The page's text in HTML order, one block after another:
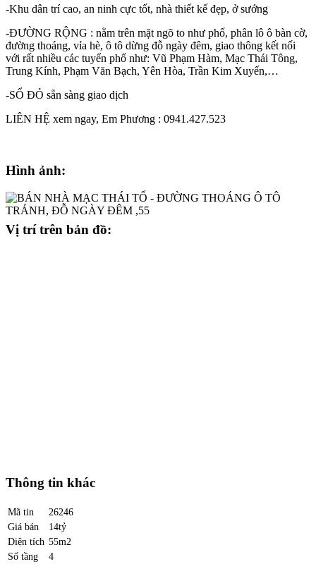
-Khu dân trí cao, an ninh cực tốt, nhà thiết kế đẹp, ở sướng
-ĐƯỜNG RỘNG : nằm trên mặt ngõ to như phố, phân lô ô bàn cờ,
đường thoáng, vỉa hè, ô tô dừng đỗ ngày đêm, giao thông kết nối
với rất nhiều các tuyến phố như: Vũ Phạm Hàm, Mạc Thái Tông,
Trung Kính, Phạm Văn Bạch, Yên Hòa, Trần Kim Xuyến,…
-SỔ ĐỎ sẵn sàng giao dịch
LIÊN HỆ xem ngay, Em Phương : 0941.427.523
Hình ảnh:
Vị trí trên bản đồ:
Thông tin khác
Mã tin
26246
Giá bán
14tỷ
Diện tích 55m2
Số tầng
4